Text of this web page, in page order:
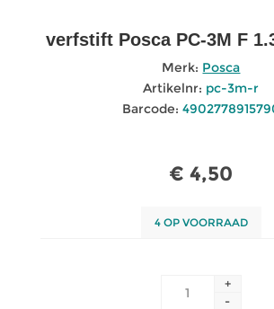
verfstift Posca PC-3M F
Merk: Posca
Artikelnr: pc-3m-r
Barcode:
€ 4,50
4 OP VOORRAAD
+
-